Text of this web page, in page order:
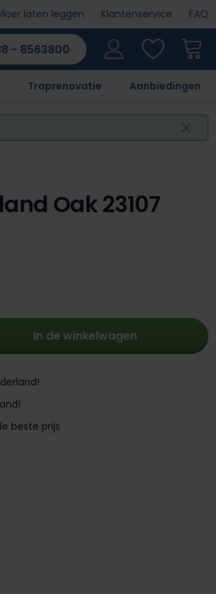
laten leggen Klantenservice FAQ
- 8563800
Traprenovatie Aanbiedingen
Oak 23107
Voer de gewenste
In de winkelwagen
beste prijs